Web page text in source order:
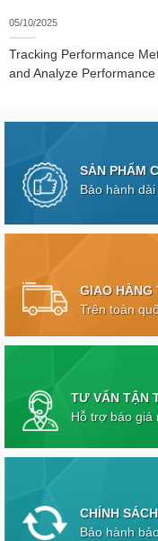
05/10/2025
Tracking Performance
and Analyze
SẢN PHẨM
Bảo hành
GIAO HÀNG
Trên toàn
TƯ VẤN TẬN
Hỗ trợ báo giá
CHÍNH
Bảo hành